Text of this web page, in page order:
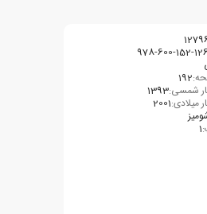
978-600-152-
192
شمسی:1393
میلادی:2001
1